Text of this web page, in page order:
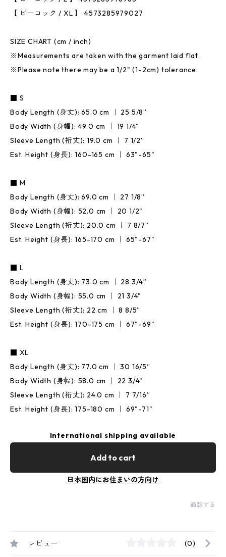
【 ピーコック / XL 】 4573285979027
SIZE CHART (cm / inch)
※Measurements are taken with the garment laid flat.
※Please note there may be a 1/2" (1-2cm) tolerance.
■ S
Body Length (身丈): 65.0 cm ｜ 25 5/8”
Body Width (身幅): 49.0 cm ｜ 19 1/4"
Sleeve Length (裄丈): 19.0 cm ｜ 7 1/2”
Est. Height (身長): 160-165 cm ｜ 63"-65"
■ M
Body Length (身丈): 69.0 cm ｜ 27 1/8”
Body Width (身幅): 52.0 cm ｜ 20 1/2"
Sleeve Length (裄丈): 20.0 cm ｜ 7 8/7”
Est. Height (身長): 165-170 cm ｜ 65"-67"
■ L
Body Length (身丈): 73.0 cm ｜ 28 3/4”
Body Width (身幅): 55.0 cm ｜ 21 3/4"
Sleeve Length (裄丈): 22 cm ｜ 8 8/5”
Est. Height (身長): 170-175 cm ｜ 67"-69"
■ XL
Body Length (身丈): 77.0 cm ｜ 30 16/5“
Body Width (身幅): 58.0 cm ｜ 22 3/4"
Sleeve Length (裄丈): 24.0 cm ｜ 7 7/16”
Est. Height (身長): 175-180 cm ｜ 69"-71"
International shipping available
Add to cart
日本国内にお住まいの方向け
通報する
レビュー (0)